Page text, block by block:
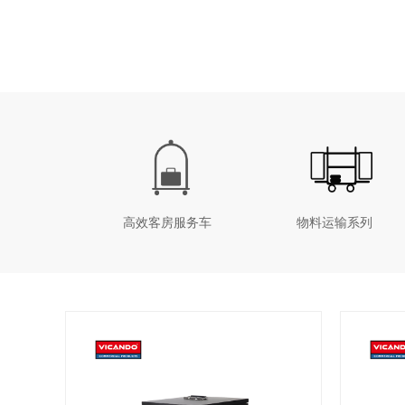
高效客房服务车 物料运输系列